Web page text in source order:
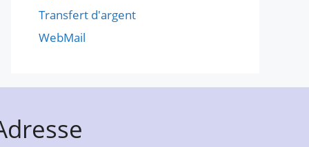
Transfert d'argent
WebMail